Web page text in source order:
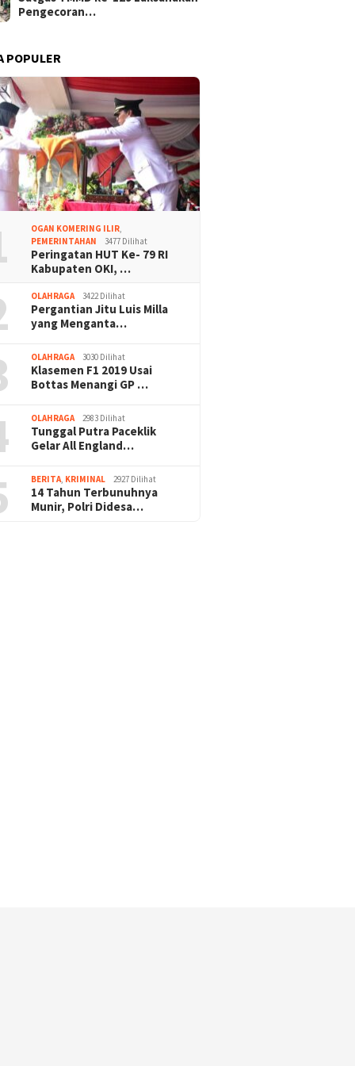
Pengecoran…
POPULER
OGAN KOMERING ILIR,
PEMERINTAHAN
3477 Dilihat
Peringatan HUT Ke- 79 RI
Kabupaten OKI, …
OLAHRAGA 3422 Dilihat
Pergantian Jitu Luis Milla
yang Menganta…
OLAHRAGA 3030 Dilihat
Klasemen F1 2019 Usai
Bottas Menangi GP …
OLAHRAGA 2983 Dilihat
Tunggal Putra Paceklik
Gelar All England…
BERITA, KRIMINAL 2927 Dilihat
14 Tahun Terbunuhnya
Munir, Polri Didesa…